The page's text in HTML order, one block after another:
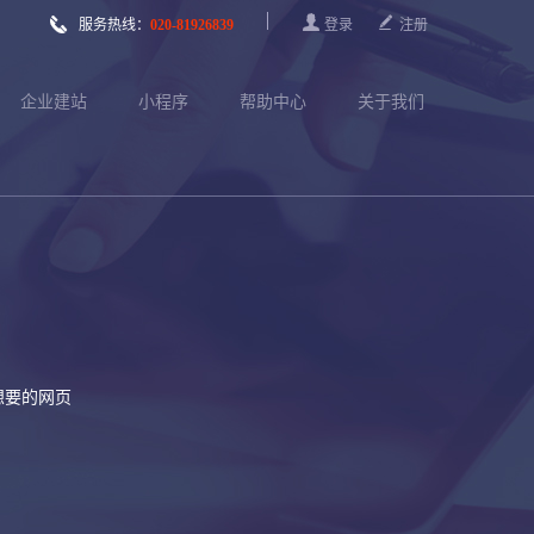
 服务热线： 020-81926839  登录  注册
企业建站 小程序 帮助中心 关于我们
的网页